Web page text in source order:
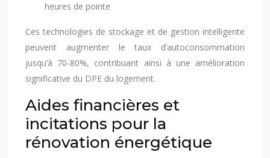
heures de pointe
Ces technologies de stockage et de gestion intelligente
peuvent augmenter le taux d’autoconsommation
jusqu’à 70-80%, contribuant ainsi à une amélioration
significative du DPE du logement.
Aides financières et
incitations pour la
rénovation énergétique